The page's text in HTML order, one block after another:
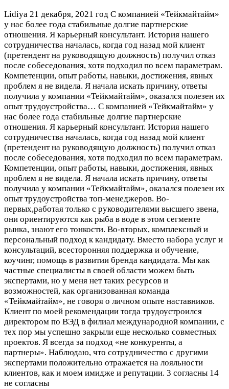
Lidiya 21 декабря, 2021 год С компанией «Тейкмайтайм»
у нас более года стабильные долгие партнерские
отношения. Я карьерный консультант. История нашего
сотрудничества началась, когда год назад мой клиент
(претендент на руководящую должность) получил отказ
после собеседования, хотя подходил по всем параметрам.
Компетенции, опыт работы, навыки, достижения, явных
проблем я не видела. Я начала искать причину, ответы
получила у компании «Тейкмайтайм», оказался полезен их
опыт трудоустройства… С компанией «Тейкмайтайм» у
нас более года стабильные долгие партнерские
отношения. Я карьерный консультант. История нашего
сотрудничества началась, когда год назад мой клиент
(претендент на руководящую должность) получил отказ
после собеседования, хотя подходил по всем параметрам.
Компетенции, опыт работы, навыки, достижения, явных
проблем я не видела. Я начала искать причину, ответы
получила у компании «Тейкмайтайм», оказался полезен их
опыт трудоустройства топ-менеджеров. Во-
первых,работая только с руководителями высшего звена,
они ориентируются как рыба в воде в этом сегменте
рынка, знают его тонкости. Во-вторых, комплексный и
персональный подход к кандидату. Вместо набора услуг и
консультаций, всесторонняя поддержка и обучение,
коучинг, помощь в развитии бренда кандидата. Мы как
частные специалисты в своей области можем быть
экспертами, но у меня нет таких ресурсов и
возможностей, как организованная команда
«Тейкмайтайм», не говоря о личном опыте наставников.
Клиент по моей рекомендации тогда трудоустроился
директором по ВЭД в филиал международной компании, с
тех пор мы успешно закрыли еще несколько совместных
проектов. Я всегда за подход «не конкуренты, а
партнеры». Наблюдаю, что сотрудничество с другими
экспертами положительно отражается на лояльности
клиентов, как и моем имидже и репутации. 3 согласны 14
не согласны